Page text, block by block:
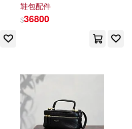
(Great Brit
Inc. (C
鞋包配件
$36800